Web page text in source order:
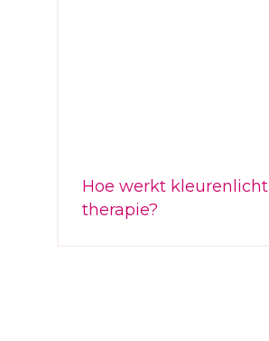
Hoe werkt kleurenlicht
therapie?